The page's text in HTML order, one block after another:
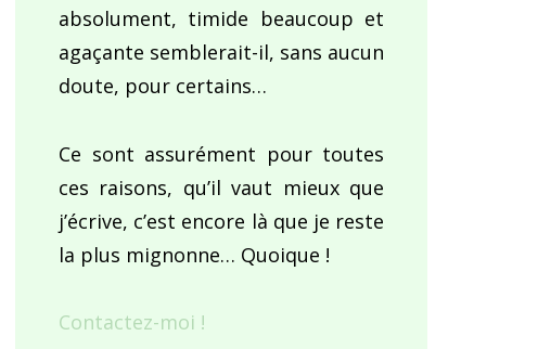
absolument, timide beaucoup et
agaçante semblerait-il, sans aucun
doute, pour certains…
Ce sont assurément pour toutes
ces raisons, qu’il vaut mieux que
j’écrive, c’est encore là que je reste
la plus mignonne… Quoique !
Contactez-moi !